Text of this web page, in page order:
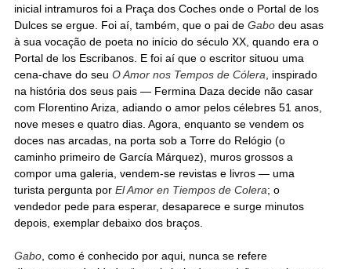
inicial intramuros foi a Praça dos Coches onde o Portal de los
Dulces se ergue. Foi aí, também, que o pai de Gabodeu asas
à sua vocação de poeta no início do século XX, quando era o
Portal de los Escribanos. E foi aí que o escritor situou uma
cena-chave do seu O Amor nos Tempos de Cólera, inspirado
na história dos seus pais — Fermina Daza decide não casar
com Florentino Ariza, adiando o amor pelos célebres 51 anos,
nove meses e quatro dias. Agora, enquanto se vendem os
doces nas arcadas, na porta sob a Torre do Relógio (o
caminho primeiro de García Márquez), muros grossos a
compor uma galeria, vendem-se revistas e livros — uma
turista pergunta por El Amor en Tiempos de Colera; o
vendedor pede para esperar, desaparece e surge minutos
depois, exemplar debaixo dos braços.
Gabo, como é conhecido por aqui, nunca se refere